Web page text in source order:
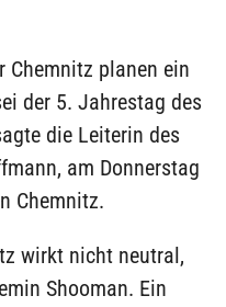
Chemnitz planen ein
der 5. Jahrestag des
die Leiterin des
am Donnerstag
Chemnitz.
wirkt nicht neutral,
Shooman. Ein